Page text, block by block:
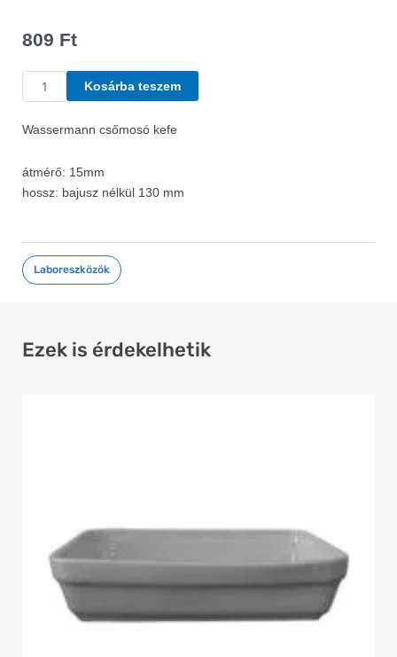
809 Ft
Wassermann
csőmosó
Kosárba teszem
Wassermann csőmosó kefe
átmérő: 15mm
hossz: bajusz nélkül 130 mm
Laboreszközök
Ezek is érdekelhetik